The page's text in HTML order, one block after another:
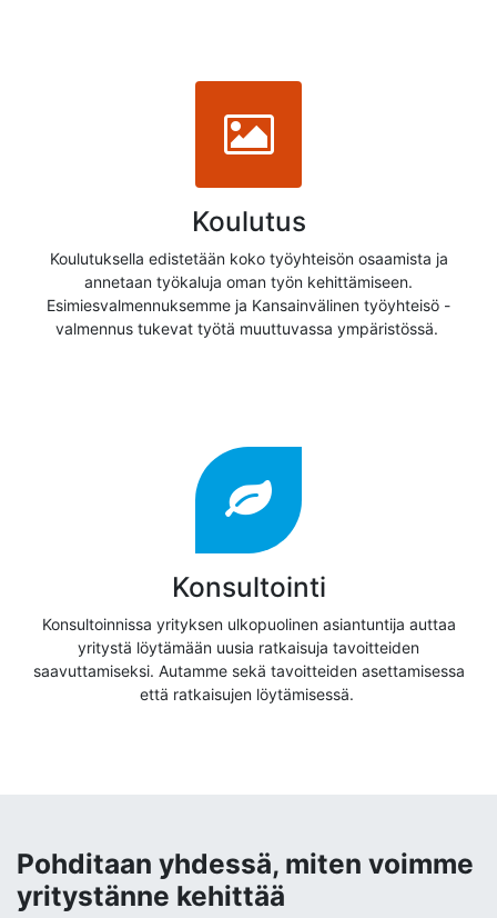
Koulutus
Koulutuksella edistetään koko työyhteisön osaamista ja
annetaan työkaluja oman työn kehittämiseen.
Esimiesvalmennuksemme ja Kansainvälinen työyhteisö -
valmennus tukevat työtä muuttuvassa ympäristössä.
Konsultointi
Konsultoinnissa yrityksen ulkopuolinen asiantuntija auttaa
yritystä löytämään uusia ratkaisuja tavoitteiden
saavuttamiseksi. Autamme sekä tavoitteiden asettamisessa
että ratkaisujen löytämisessä.
Pohditaan yhdessä, miten voimme
yritystänne kehittää